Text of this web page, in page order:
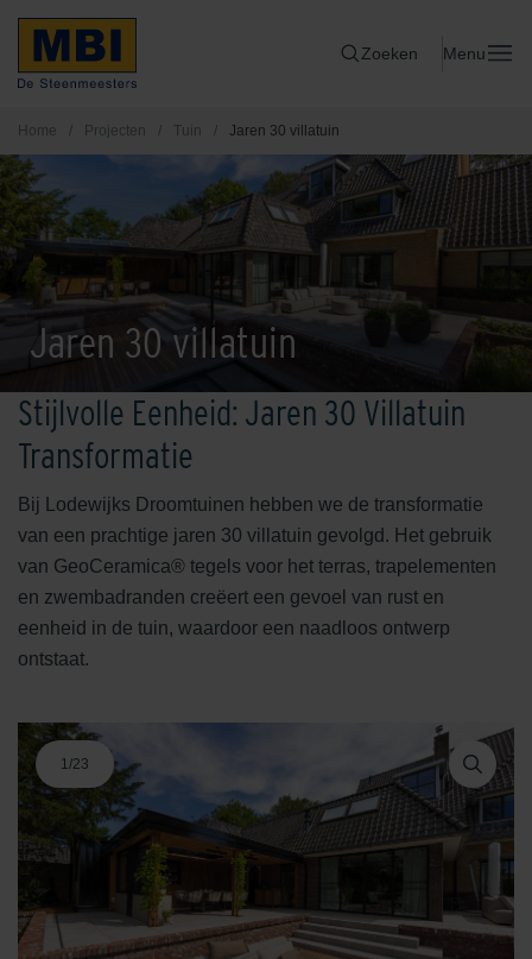
Zoeken Menu
Home / Projecten / Tuin / Jaren 30 villatuin
Jaren 30 villatuin
Stijlvolle Eenheid: Jaren 30 Villatuin
Transformatie
Bij Lodewijks Droomtuinen hebben we de transformatie
van een prachtige jaren 30 villatuin gevolgd. Het gebruik
van GeoCeramica® tegels voor het terras, trapelementen
en zwembadranden creëert een gevoel van rust en
eenheid in de tuin, waardoor een naadloos ontwerp
ontstaat.
1/23